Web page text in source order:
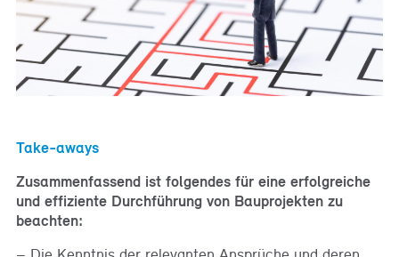
Take-aways
Zusammenfassend ist folgendes für eine erfolgreiche
und effiziente Durchführung von Bauprojekten zu
beachten: